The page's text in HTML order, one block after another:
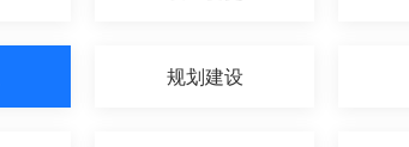
规划建设